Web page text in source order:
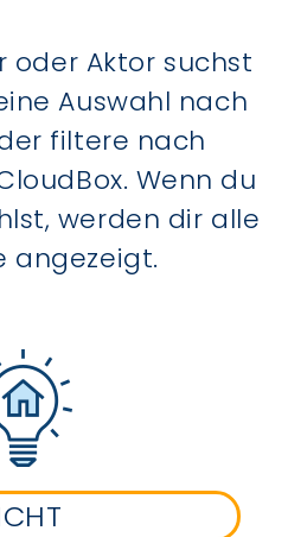
oder Aktor suchst
Auswahl nach
filtere nach
Wenn du
werden dir alle
angezeigt.